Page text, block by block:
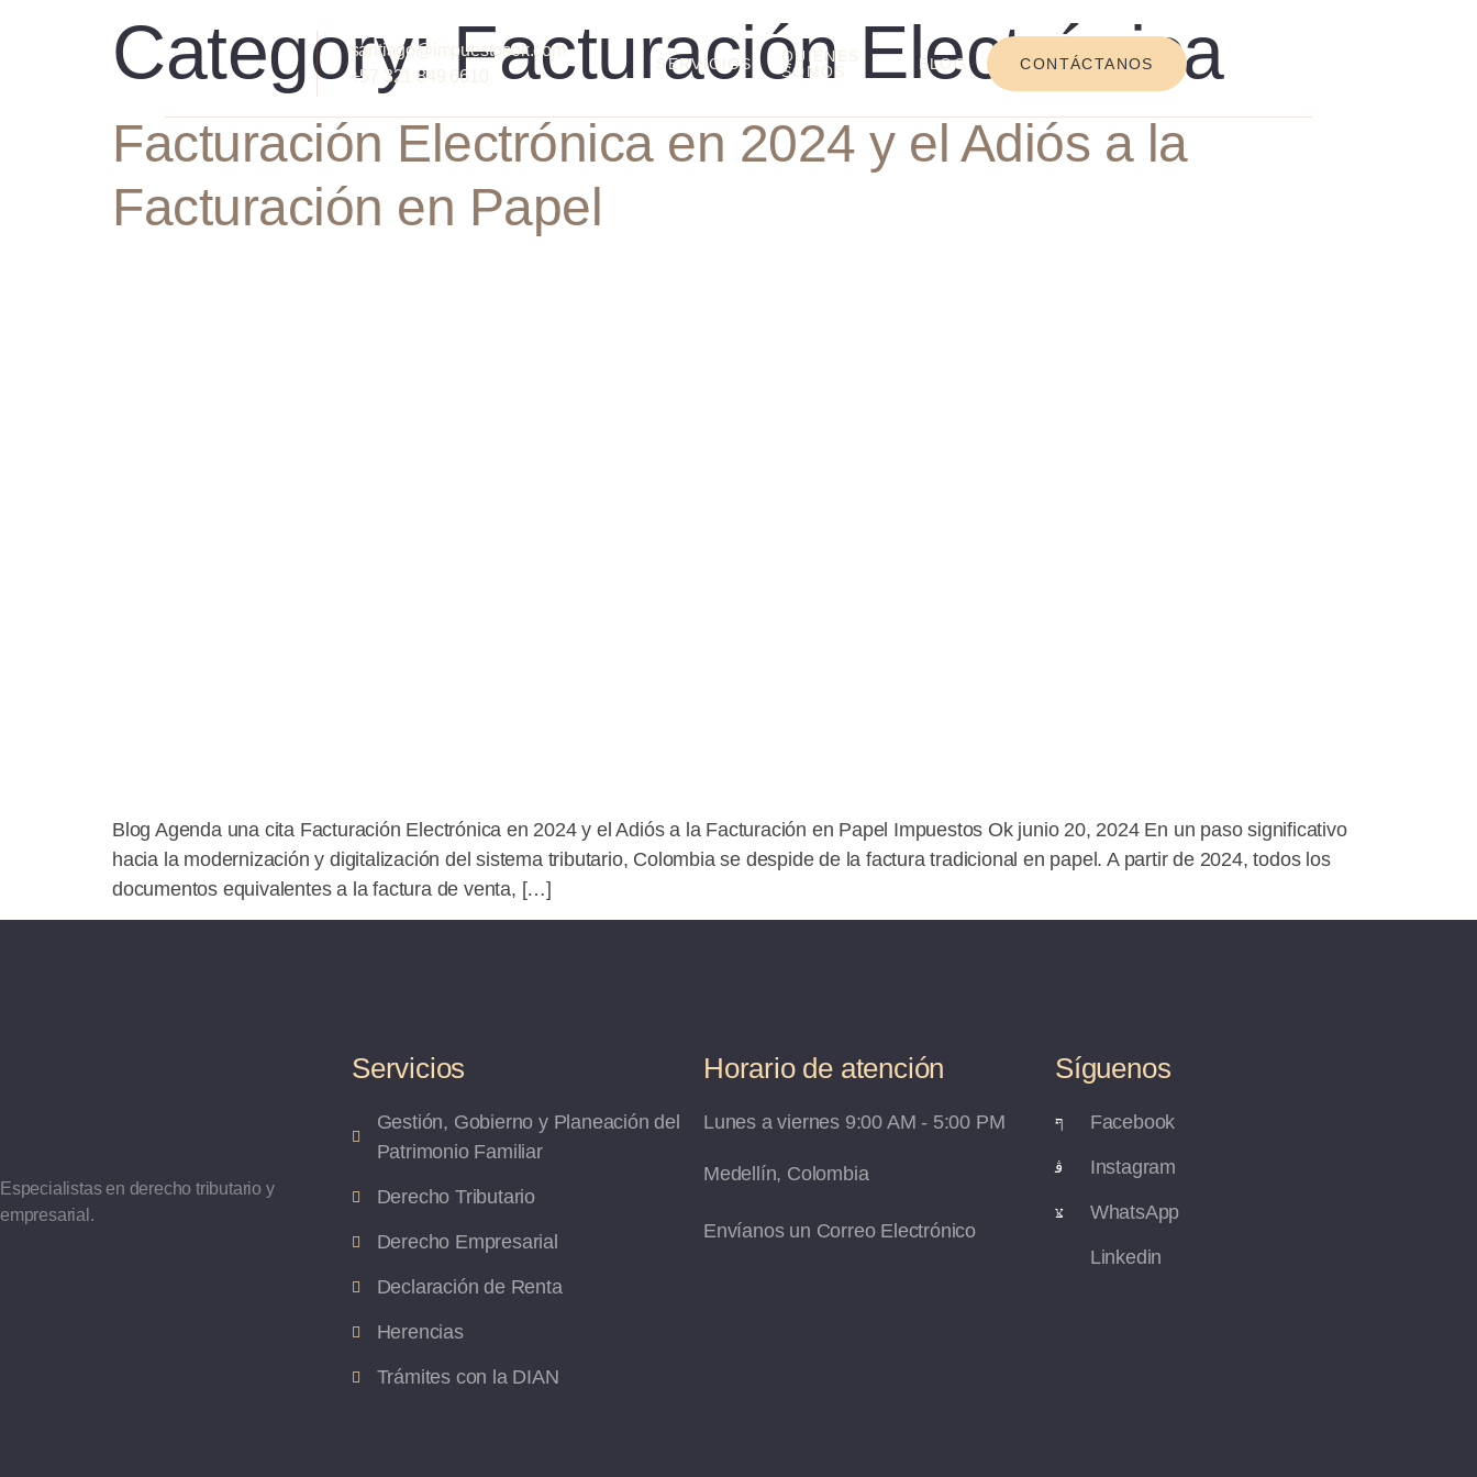
santiago@impuestosok.com
+57 321 849 6610
SERVICIOS
QUIÉNES
SOMOS
BLOG CONTÁCTANOS
Category:Facturación Electrónica
Facturación Electrónica en 2024 y el Adiós a la
Facturación en Papel
Blog Agenda una cita Facturación Electrónica en 2024 y el Adiós a la Facturación en Papel Impuestos Ok junio 20, 2024 En un paso significativo
hacia la modernización y digitalización del sistema tributario, Colombia se despide de la factura tradicional en papel. A partir de 2024, todos los
documentos equivalentes a la factura de venta, […]
Especialistas en derecho tributario y
empresarial.
Servicios
Gestión, Gobierno y Planeación del
Patrimonio Familiar
Derecho Tributario
Derecho Empresarial
Declaración de Renta
Herencias
Trámites con la DIAN
Horario de atención
Lunes a viernes 9:00 AM - 5:00 PM
Medellín, Colombia
Envíanos un Correo Electrónico
Síguenos
Facebook
Instagram
WhatsApp
Linkedin